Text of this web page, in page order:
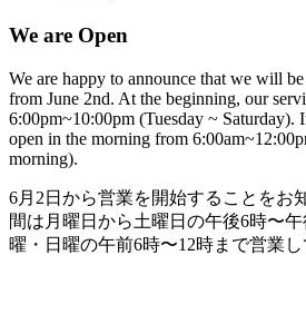
We are Open
We are happy to announce that we will
from June 2nd. At the beginning, our
6:00pm~10:00pm (Tuesday ~
open in the morning from
morning).
6月2日から営業を開始することをお
間は月曜日から土曜日の午後6時〜
曜・日曜の午前6時〜12時まで営業し